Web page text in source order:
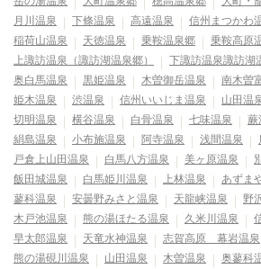
月川温泉
下條温泉 高遠温泉 信州まつかわ
稲荷山温泉
天徳温泉 乗鞍温泉郷
乗鞍高原
上諏訪温泉（諏訪湖温泉郷）
下諏訪温泉諏訪湖
奥白馬温泉
黒姫温泉 木曽御岳温泉
南木曽
姫木温泉
渋温泉 信州いいじま温泉 山田温
切明温泉
横谷温泉 白骨温泉 七味温泉 蕨
絹島温泉
小布施温泉 阿寺温泉 浅間温泉
戸倉上山田温泉
白馬八方温泉 美ヶ原温泉
飯田城温泉
白馬姫川温泉 上林温泉 あずま
蓼科温泉
安曇野みさと温泉 天龍峡温泉 野
木戸池温泉
熊の湯ほたる温泉 久米川温泉
早太郎温泉
天竜水神温泉 志賀高原 幕岩温泉
熊の湯硯川温泉
山田温泉 木曽温泉 奥蓼科